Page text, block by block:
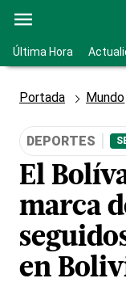
Última Hora
Portada Mundo
DEPORTES
El
marca
en